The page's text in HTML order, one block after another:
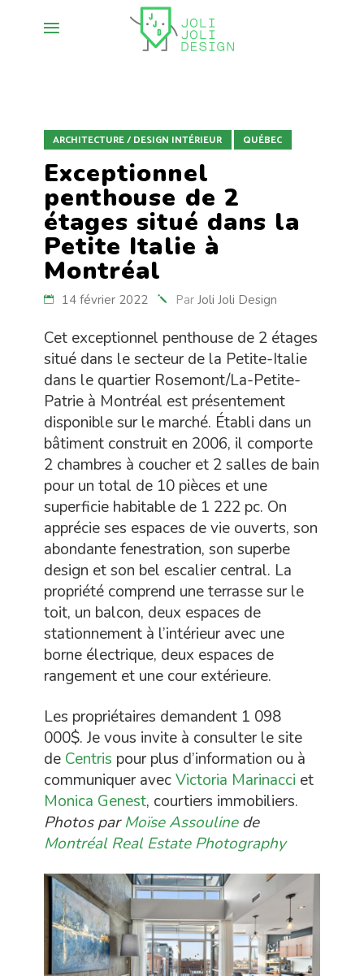
ARCHITECTURE / DESIGN INTÉRIEUR QUÉBEC
Exceptionnel
penthouse de 2
étages situé dans la
Petite Italie à
Montréal
14 février 2022 Par Joli Joli Design
Cet exceptionnel penthouse de 2 étages
situé dans le secteur de la Petite-Italie
dans le quartier Rosemont/La-Petite-
Patrie à Montréal est présentement
disponible sur le marché. Établi dans un
bâtiment construit en 2006, il comporte
2 chambres à coucher et 2 salles de bain
pour un total de 10 pièces et une
superficie habitable de 1 222 pc. On
apprécie ses espaces de vie ouverts, son
abondante fenestration, son superbe
design et son bel escalier central. La
propriété comprend une terrasse sur le
toit, un balcon, deux espaces de
stationnement à l’intérieur avec une
borne électrique, deux espaces de
rangement et une cour extérieure.
Les propriétaires demandent 1 098
000$. Je vous invite à consulter le site
de Centris pour plus d’information ou à
communiquer avecVictoria Marinacci et
Monica Genest, courtiers immobiliers.
Photos par Moïse Assoulinede
Montréal Real Estate Photography